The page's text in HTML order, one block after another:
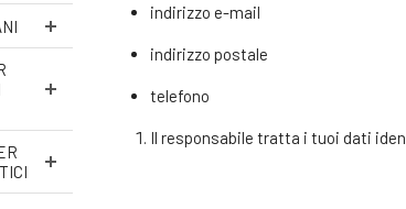
indirizzo e-mail
indirizzo postale
telefono
Il responsabile tratta i tuoi dati